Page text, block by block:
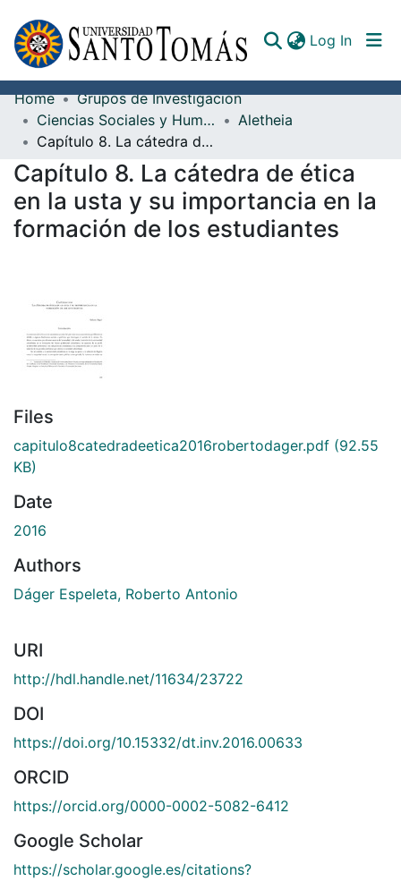
Log In
Communities & Collections
All of DSpace
Documents
Home
Grupos de Investigación
Ciencias Sociales y Humanidades
Aletheia
Capítulo 8. La cátedra de ética en la usta y su importancia en la formación de los estudiantes
Capítulo 8. La cátedra de ética
en la usta y su importancia en la
formación de los estudiantes
Files
capitulo8catedradeetica2016robertodager.pdf (92.55
KB)
Date
2016
Authors
Dáger Espeleta, Roberto Antonio
URI
http://hdl.handle.net/11634/23722
DOI
https://doi.org/10.15332/dt.inv.2016.00633
ORCID
https://orcid.org/0000-0002-5082-6412
Google Scholar
https://scholar.google.es/citations?